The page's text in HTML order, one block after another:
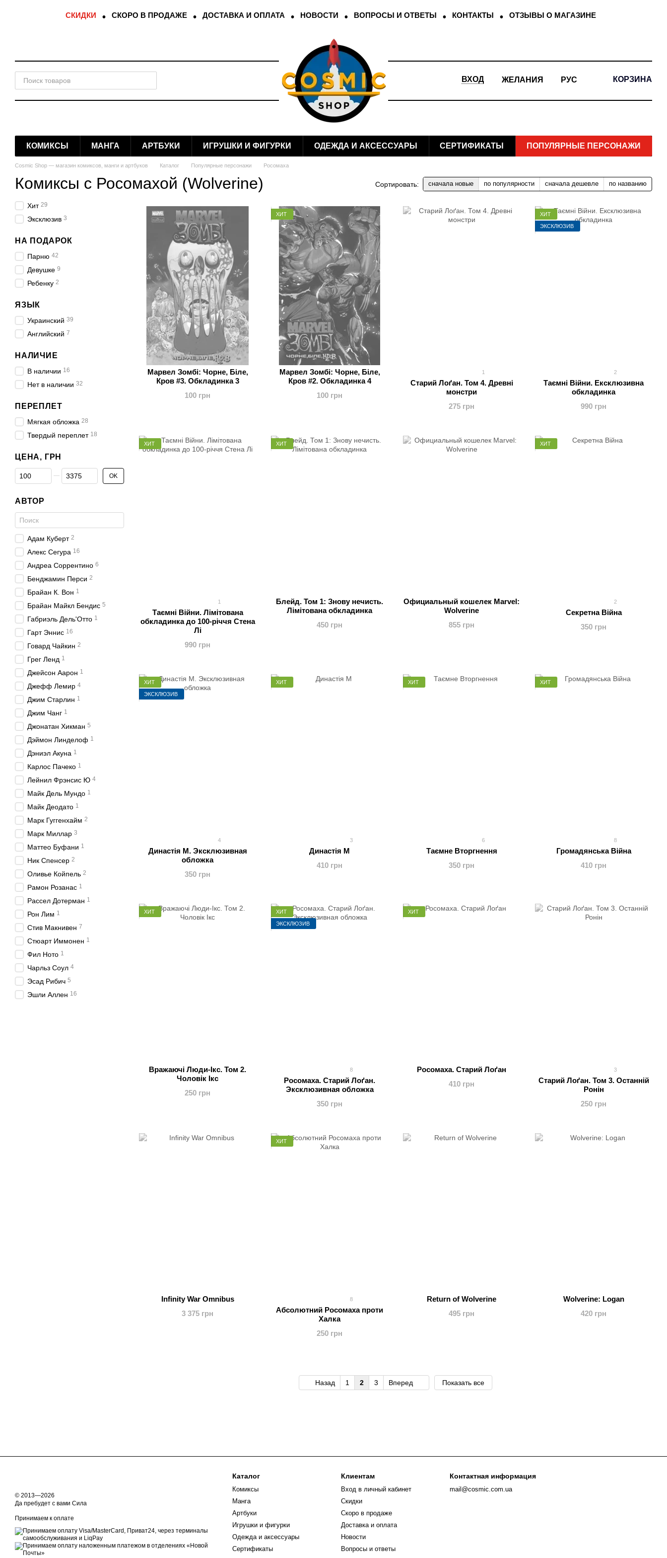
СКИДКИ СКОРО В ПРОДАЖЕ ДОСТАВКА И ОПЛАТА НОВОСТИ ВОПРОСЫ И ОТВЕТЫ КОНТАКТЫ ОТЗЫВЫ О МАГАЗИНЕ
ВХОД ЖЕЛАНИЯ РУС КОРЗИНА
КОМИКСЫ МАНГА АРТБУКИ ИГРУШКИ И ФИГУРКИ ОДЕЖДА И АКСЕССУАРЫ СЕРТИФИКАТЫ ПОПУЛЯРНЫЕ ПЕРСОНАЖИ
Cosmic Shop — магазин комиксов, манги и артбуков Каталог Популярные персонажи Росомаха
Комиксы с Росомахой (Wolverine) Сортировать: сначала новые по популярности сначала дешевле по названию
Марвел Зомбі: Чорне, Біле,
Кров #3. Обкладинка 3
100 грн
ХИТ
Марвел Зомбі: Чорне, Біле,
Кров #2. Обкладинка 4
100 грн
1
Старий Лоґан. Том 4. Древні
монстри
275 грн
ХИТ
ЭКСКЛЮЗИВ
2
Таємні Війни. Ексклюзивна
обкладинка
990 грн
ХИТ
1
Таємні Війни. Лімітована
обкладинка до 100-річчя Стена
Лі
990 грн
ХИТ
Блейд. Том 1: Знову нечисть.
Лімітована обкладинка
450 грн
Официальный кошелек Marvel:
Wolverine
855 грн
ХИТ
2
Секретна Війна
350 грн
ХИТ
ЭКСКЛЮЗИВ
4
Династія М. Эксклюзивная
обложка
350 грн
ХИТ
3
Династія М
410 грн
ХИТ
6
Таємне Вторгнення
350 грн
ХИТ
8
Громадянська Війна
410 грн
ХИТ
Вражаючі Люди-Ікс. Том 2.
Чоловік Ікс
250 грн
ХИТ
ЭКСКЛЮЗИВ
8
Росомаха. Старий Лоґан.
Эксклюзивная обложка
350 грн
ХИТ
Росомаха. Старий Лоґан
410 грн
3
Старий Лоґан. Том 3. Останній
Ронін
250 грн
Infinity War Omnibus
3 375 грн
ХИТ
8
Абсолютний Росомаха проти
Халка
250 грн
Return of Wolverine
495 грн
Wolverine: Logan
420 грн
Назад 1 2 3 Вперед Показать все
Хит 29
Эксклюзив 3
НА ПОДАРОК
Парню 42
Девушке 9
Ребенку 2
ЯЗЫК
Украинский 39
Английский 7
НАЛИЧИЕ
В наличии 16
Нет в наличии 32
ПЕРЕПЛЕТ
Мягкая обложка 28
Твердый переплет 18
ЦЕНА, ГРН
От Цена, грн
До Цена, грн OK
АВТОР
Адам Куберт 2
Алекс Сегура 16
Андреа Соррентино 6
Бенджамин Перси 2
Брайан К. Вон 1
Брайан Майкл Бендис 5
Габриэль Дель'Отто 1
Гарт Эннис 16
Говард Чайкин 2
Грег Ленд 1
Джейсон Аарон 1
Джефф Лемир 4
Джим Старлин 1
Джим Чанг 1
Джонатан Хикман 5
Дэймон Линделоф 1
Дэниэл Акуна 1
Карлос Пачеко 1
Лейнил Фрэнсис Ю 4
Майк Дель Мундо 1
Майк Деодато 1
Марк Гуггенхайм 2
Марк Миллар 3
Маттео Буфани 1
Ник Спенсер 2
Оливье Койпель 2
Рамон Розанас 1
Рассел Дотерман 1
Рон Лим 1
Стив Макнивен 7
Стюарт Иммонен 1
Фил Ното 1
Чарльз Соул 4
Эсад Рибич 5
Эшли Аллен 16
© 2013—2026
Да пребудет с вами Сила
Принимаем к оплате
Каталог
Комиксы
Манга
Артбуки
Игрушки и фигурки
Одежда и аксессуары
Сертификаты
Клиентам
Вход в личный кабинет
Скидки
Скоро в продаже
Доставка и оплата
Новости
Вопросы и ответы
Контактная информация
mail@cosmic.com.ua